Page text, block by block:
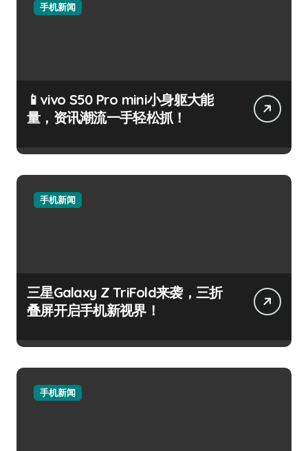
手机新闻
📱vivo S50 Pro mini小身躯大能
量，资讯潮流一手轻松抓！
手机新闻
三星Galaxy Z TriFold来袭，三折
叠屏开启手机新视界！
手机新闻